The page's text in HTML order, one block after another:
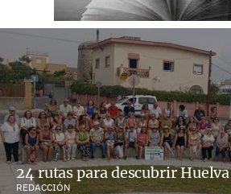
24 rutas para descubrir Huelva
REDACCIÓN